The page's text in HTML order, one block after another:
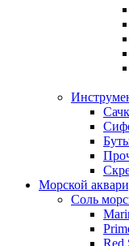
Морской
Соль
Red